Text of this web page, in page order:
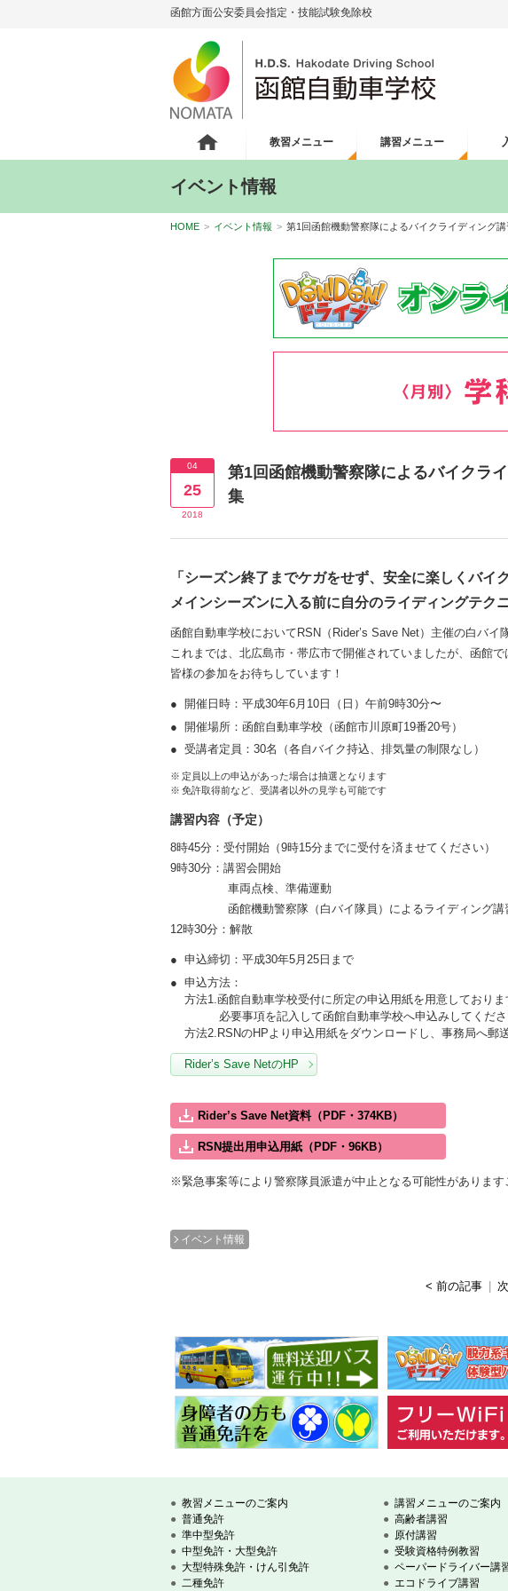
函館方面公安委員会指定・技能試験免除校
教習メニュー 講習メニュー
イベント情報
HOME > イベント情報 > 第1回函館機動警察隊によるバイクライディング
04
25
2018
第1回函館機動警察隊によるバイクラ
集
「シーズン終了までケガをせず、安全に楽しくバイ
メインシーズンに入る前に自分のライディングテク
函館自動車学校においてRSN（Rider’s Save Net）主催の白バイ
これまでは、北広島市・帯広市で開催されていましたが、函館で
皆様の参加をお待ちしています！
開催日時：平成30年6月10日（日）午前9時30分〜
開催場所：函館自動車学校（函館市川原町19番20号）
受講者定員：30名（各自バイク持込、排気量の制限なし）
定員以上の申込があった場合は抽選となります
免許取得前など、受講者以外の見学も可能です
講習内容（予定）
8時45分：受付開始（9時15分までに受付を済ませてください）
9時30分：講習会開始
車両点検、準備運動
函館機動警察隊（白バイ隊員）によるライディング講
12時30分：解散
申込締切：平成30年5月25日まで
申込方法：
方法1.函館自動車学校受付に所定の申込用紙を用意しておりま
必要事項を記入して函館自動車学校へ申込みしてくだ
方法2.RSNのHPより申込用紙をダウンロードし、事務局へ郵
Rider’s Save NetのHP
Rider’s Save Net資料（PDF・374KB）
RSN提出用申込用紙（PDF・96KB）
※緊急事案等により警察隊員派遣が中止となる可能性があります
イベント情報
< 前の記事
教習メニューのご案内
普通免許
準中型免許
中型免許・大型免許
大型特殊免許・けん引免許
二種免許
講習メニューのご案内
高齢者講習
原付講習
受験資格特例教習
ペーパードライバー講
エコドライブ講習